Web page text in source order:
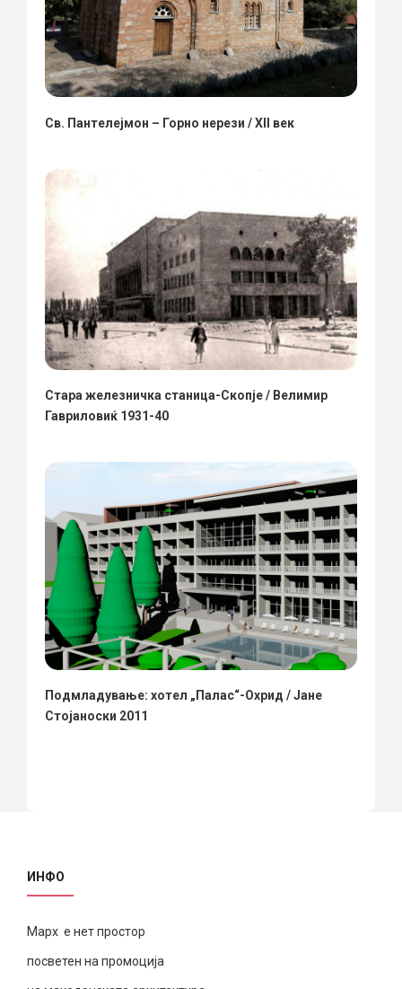
Св. Пантелејмон – Горно нерези / XII век
Стара железничка станица-Скопје / Велимир
Гавриловиќ 1931-40
Подмладување: хотел „Палас“-Охрид / Јане
Стојаноски 2011
ИНФО
Марх е нет простор
посветен на промоција